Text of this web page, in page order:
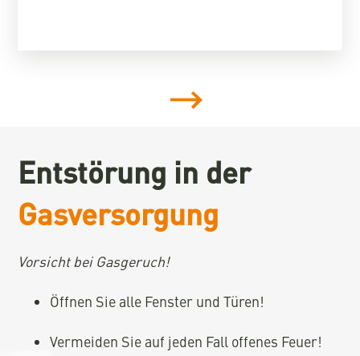
Entstörung in der
Gasversorgung
Vorsicht bei Gasgeruch!
Öffnen Sie alle Fenster und Türen!
Vermeiden Sie auf jeden Fall offenes Feuer!